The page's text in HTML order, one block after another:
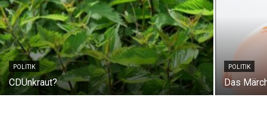
POLITIK
CDUnkraut?
POLITIK
Das